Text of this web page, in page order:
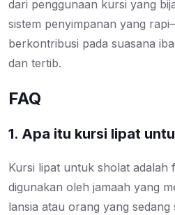
dari penggunaan kursi yang
sistem penyimpanan yang
berkontribusi pada suasana
dan tertib.
FAQ
1. Apa itu kursi lipat
Kursi lipat untuk sholat adalah
digunakan oleh jamaah yang
lansia atau orang yang